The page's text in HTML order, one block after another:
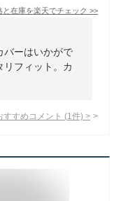
と在庫を楽天でチェック >>
バーはいかがで
リフィット。カ
すすめコメント (1 件) >